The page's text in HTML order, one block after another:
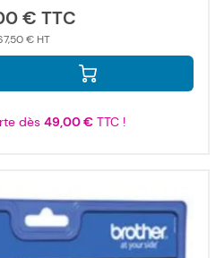
€
€
dès 49,00 €TTC !